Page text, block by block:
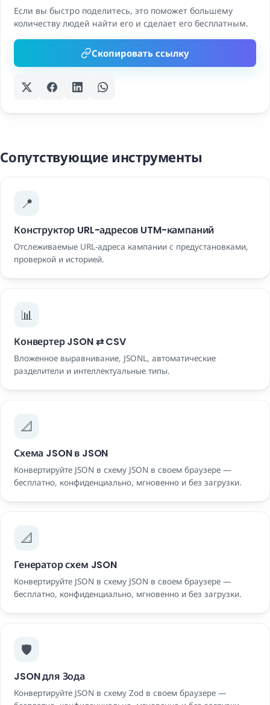
Если вы быстро поделитесь, это поможет большему
количеству людей найти его и сделает его бесплатным.
Скопировать ссылку
Сопутствующие инструменты
📍
Конструктор URL-адресов UTM-кампаний
Отслеживаемые URL-адреса кампании с предустановками,
проверкой и историей.
📊
Конвертер JSON ⇄ CSV
Вложенное выравнивание, JSONL, автоматические
разделители и интеллектуальные типы.
📐
Схема JSON в JSON
Конвертируйте JSON в схему JSON в своем браузере —
бесплатно, конфиденциально, мгновенно и без загрузки.
📐
Генератор схем JSON
Конвертируйте JSON в схему JSON в своем браузере —
бесплатно, конфиденциально, мгновенно и без загрузки.
🛡️
JSON для Зода
Конвертируйте JSON в схему Zod в своем браузере —